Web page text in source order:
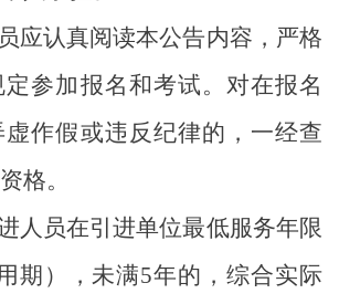
应认真阅读本公告内容，严格
参加报名和考试。对在报名
作假或违反纪律的，一经查
格。
人员在引进单位最低服务年限
期），未满5年的，综合实际